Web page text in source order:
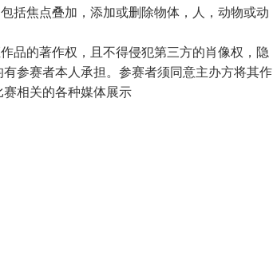
括焦点叠加，添加或删除物体，人，动物或动
品的著作权，且不得侵犯第三方的肖像权，隐
参赛者本人承担。参赛者须同意主办方将其作
相关的各种媒体展示